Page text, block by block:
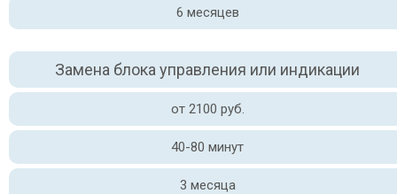
6 месяцев
Замена блока управления или индикации
от 2100 руб.
40-80 минут
3 месяца